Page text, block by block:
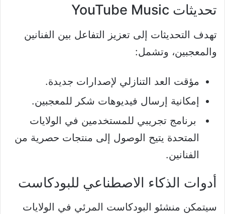
تحديثات YouTube Music
تهدف التحديثات إلى تعزيز التفاعل بين الفنانين
والمعجبين، وتشمل:
مؤقت العد التنازلي لإصدارات جديدة.
إمكانية إرسال فيديوهات شكر للمعجبين.
برنامج تجريبي للمستخدمين في الولايات
المتحدة يتيح الوصول إلى منتجات حصرية من
الفنانين.
أدوات الذكاء الاصطناعي للبودكاست
سيتمكن منشئو البودكاست المرئي في الولايات